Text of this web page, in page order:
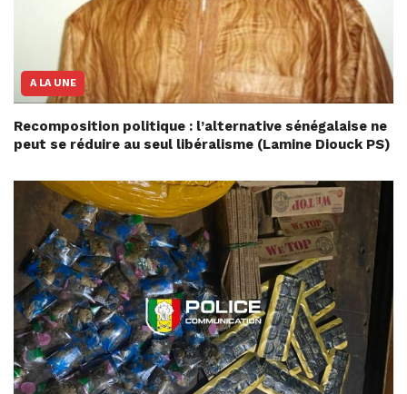
A LA UNE
Recomposition politique : l’alternative sénégalaise ne
peut se réduire au seul libéralisme (Lamine Diouck PS)